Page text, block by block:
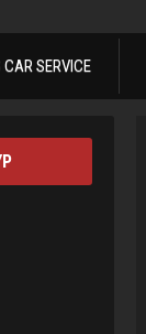
CAR SERVICE